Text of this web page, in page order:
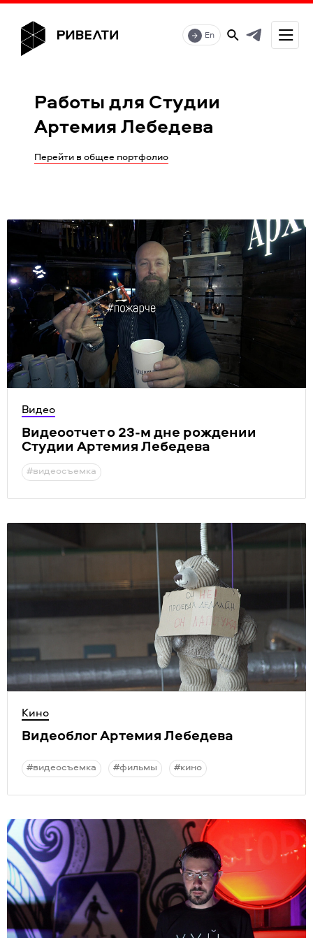
En
Работы для Студии
Артемия Лебедева
Перейти в общее портфолио
Видео
Видеоотчет о 23-м дне рождении
Студии Артемия Лебедева
#видеосъемка
Кино
Видеоблог Артемия Лебедева
#видеосъемка #фильмы #кино